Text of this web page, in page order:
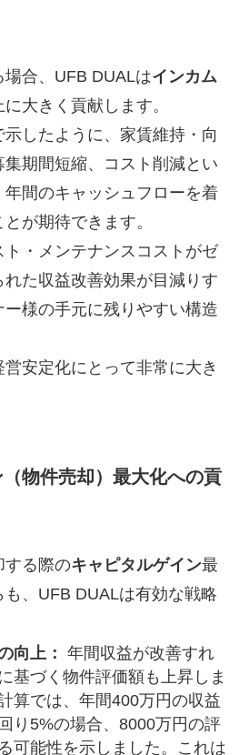
合、UFB DUALはインカム
大きく貢献します。
したように、家賃維持・向
期間短縮、コスト削減とい
年間のキャッシュフローを着
が期待できます。
・メンテナンスコストがゼ
れた収益改善効果が目減りす
様の手元に残りやすい構造
安定化にとって非常に大き
物件売却）最大化への貢
する際のキャピタルゲイン最
、UFB DUALは有効な戦略
向上： 年間収益が改善すれ
基づく物件評価額も上昇しま
算では、年間400万円の収益
り5%の場合、8000万円の評
可能性を示しました。これは